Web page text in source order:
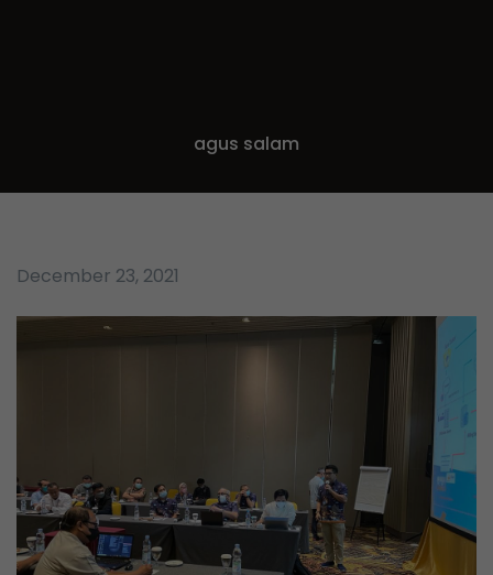
agus salam
December 23, 2021